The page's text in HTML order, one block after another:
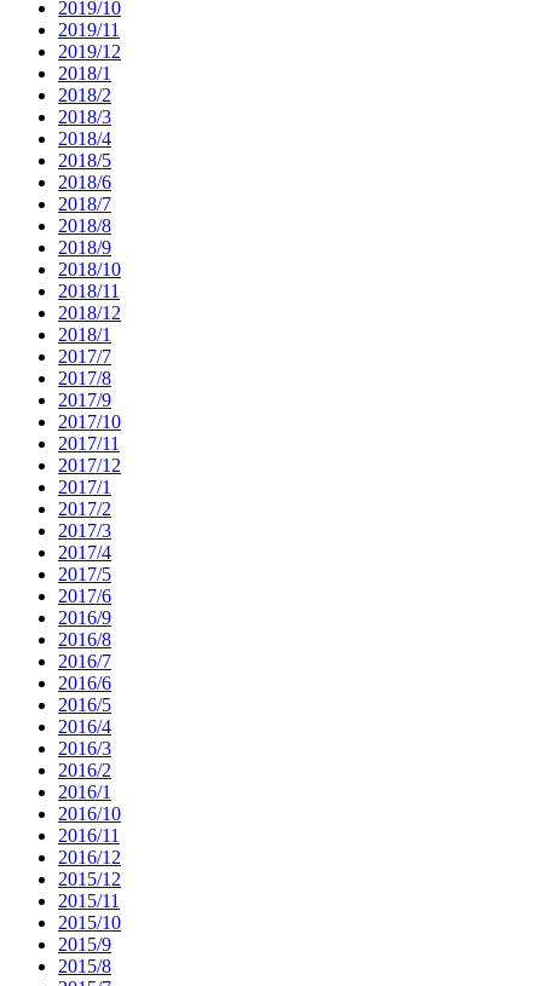
2019/10
2019/11
2019/12
2018/1
2018/2
2018/3
2018/4
2018/5
2018/6
2018/7
2018/8
2018/9
2018/10
2018/11
2018/12
2018/1
2017/7
2017/8
2017/9
2017/10
2017/11
2017/12
2017/1
2017/2
2017/3
2017/4
2017/5
2017/6
2016/9
2016/8
2016/7
2016/6
2016/5
2016/4
2016/3
2016/2
2016/1
2016/10
2016/11
2016/12
2015/12
2015/11
2015/10
2015/9
2015/8